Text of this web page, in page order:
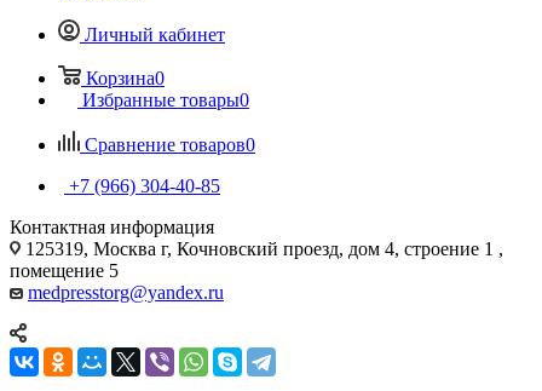
Личный кабинет
Корзина0
Избранные товары0
Сравнение товаров0
+7 (966) 304-40-85
Контактная информация
125319, Москва г, Кочновский проезд, дом 4, строение 1 ,
помещение 5
medpresstorg@yandex.ru